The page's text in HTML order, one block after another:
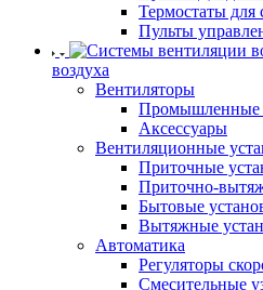
Термостаты для
Пульты
воздуха
Вентиляторы
Промышленные
Аксессуары
Вентиляционные
Приточные
Приточно-
Бытовые
Вытяжные
Автоматика
Регуляторы
Смесительные